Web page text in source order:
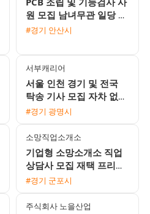
원 모집 남녀무관 일당 주
급 가능
#경기 안산시
서부캐리어
서울 인천 경기 및 전국
탁송 기사 모집 자차 없이
도 가능한 안정적인 배차
#경기 광명시
소망직업소개소
기업형 소망소개소 직업
상담사 모집 재택 프리랜
서 가능
#경기 군포시
주식회사 노을산업